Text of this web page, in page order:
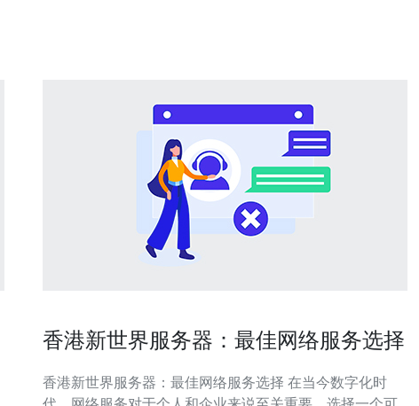
香港新世界服务器：最佳网络服务选择
香港新世界服务器：最佳网络服务选择 在当今数字化时